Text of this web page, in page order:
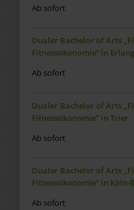
Ab sofort
Dualer Bachelor of Arts
Fitnessökonomie“ in
Ab sofort
Dualer Bachelor of Arts
Fitnessökonomie“ in Trier
Ab sofort
Dualer Bachelor of Arts
Fitnessökonomie“ in Köln-
Ab sofort